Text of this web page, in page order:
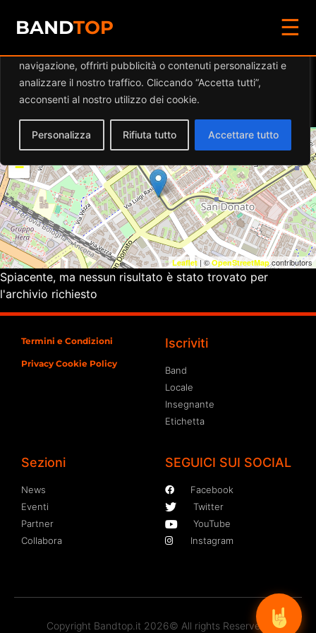
Diamo valore alla tua privacy
navigazione, offrirti pubblicità o contenuti personalizzati e
analizzare il nostro traffico. Cliccando “Accetta tutti”,
acconsenti al nostro utilizzo dei cookie.
Personalizza Rifiuta tutto Accettare tutto
BANDTOP
☰
Eventi aMIRALAGO Pizza
& Cucina
+
−
Leaflet | ©OpenStreetMapcontributors
Spiacente, ma nessun risultato è stato trovato per
l'archivio richiesto
Termini e Condizioni
Privacy Cookie Policy
Iscriviti
Band
Locale
Insegnante
Etichetta
Sezioni
News
Eventi
Partner
Collabora
SEGUICI SUI SOCIAL
Facebook
Twitter
YouTube
Instagram
Copyright Bandtop.it 2026© All rights Reserved.